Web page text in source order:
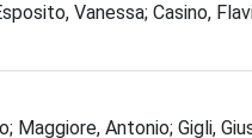
Vanessa; Casino,
Maggiore, Antonio; Gigli,